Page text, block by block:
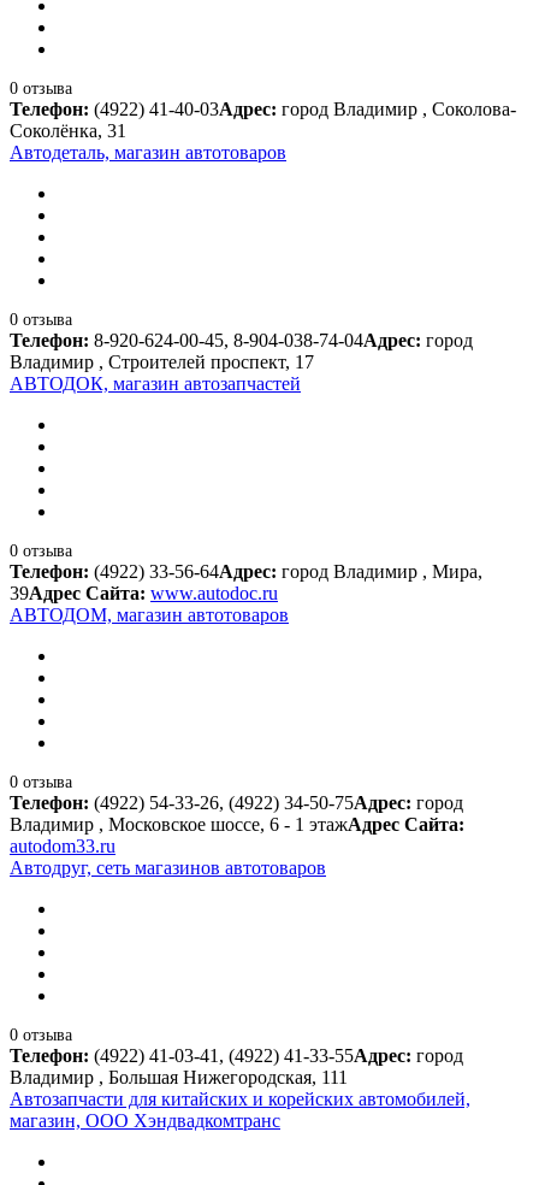
0 отзыва
Телефон: (4922) 41-40-03Адрес: город Владимир , Соколова-
Соколёнка, 31
Автодеталь, магазин автотоваров
0 отзыва
Телефон: 8-920-624-00-45, 8-904-038-74-04Адрес: город
Владимир , Строителей проспект, 17
АВТОДОК, магазин автозапчастей
0 отзыва
Телефон: (4922) 33-56-64Адрес: город Владимир , Мира,
39Адрес Сайта: www.autodoc.ru
АВТОДОМ, магазин автотоваров
0 отзыва
Телефон: (4922) 54-33-26, (4922) 34-50-75Адрес: город
Владимир , Московское шоссе, 6 - 1 этажАдрес Сайта:
autodom33.ru
Автодруг, сеть магазинов автотоваров
0 отзыва
Телефон: (4922) 41-03-41, (4922) 41-33-55Адрес: город
Владимир , Большая Нижегородская, 111
Автозапчасти для китайских и корейских автомобилей,
магазин, ООО Хэндвадкомтранс